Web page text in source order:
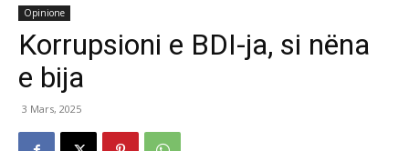
Opinione
Korrupsioni e BDI-ja, si nëna
e bija
3 Mars, 2025